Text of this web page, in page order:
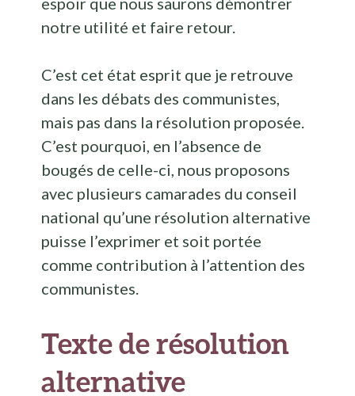
notre utilité et faire retour.
C’est cet état esprit que je retrouve
dans les débats des communistes,
mais pas dans la résolution proposée.
C’est pourquoi, en l’absence de
bougés de celle-ci, nous proposons
avec plusieurs camarades du conseil
national qu’une résolution alternative
puisse l’exprimer et soit portée
comme contribution à l’attention des
communistes.
Texte de résolution
alternative